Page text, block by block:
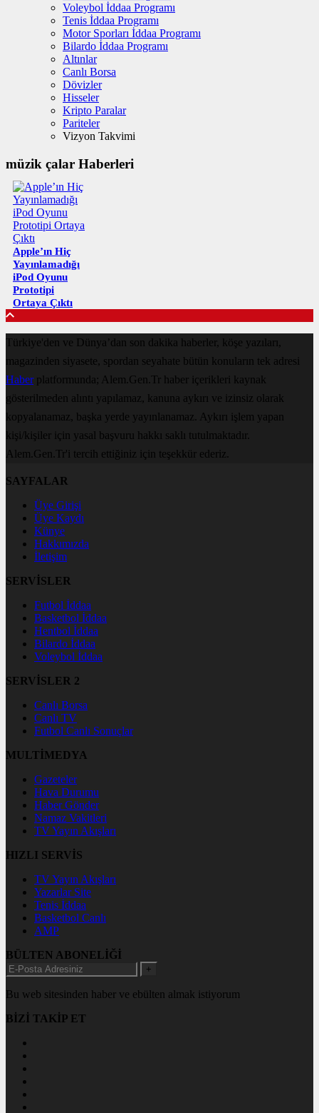
Voleybol İddaa Programı
Tenis İddaa Programı
Motor Sporları İddaa Programı
Bilardo İddaa Programı
Altınlar
Canlı Borsa
Dövizler
Hisseler
Kripto Paralar
Pariteler
Vizyon Takvimi
müzik çalar Haberleri
Apple’ın Hiç
Yayınlamadığı
iPod Oyunu
Prototipi
Ortaya Çıktı
Türkiye'den ve Dünya’dan son dakika haberler, köşe yazıları,
magazinden siyasete, spordan seyahate bütün konuların tek adresi
Haberplatformunda; Alem.Gen.Tr haber içerikleri kaynak
gösterilmeden alıntı yapılamaz, kanuna aykırı ve izinsiz olarak
kopyalanamaz, başka yerde yayınlanamaz. Aykırı işlem yapan
kişi/kişiler için yasal başvuru hakkı saklı tutulmaktadır.
Alem.Gen.Tr'i tercih ettiğiniz için teşekkür ederiz.
SAYFALAR
Üye Girişi
Üye Kaydı
Künye
Hakkımızda
İletişim
SERVİSLER
Futbol İddaa
Basketbol İddaa
Hentbol İddaa
Bilardo İddaa
Voleybol İddaa
SERVİSLER 2
Canlı Borsa
Canlı TV
Futbol Canlı Sonuçlar
MULTİMEDYA
Gazeteler
Hava Durumu
Haber Gönder
Namaz Vakitleri
TV Yayın Akışları
HIZLI SERVİS
TV Yayın Akışları
Yazarlar Site
Tenis İddaa
Basketbol Canlı
AMP
BÜLTEN ABONELİĞİ
+
Bu web sitesinden haber ve ebülten almak istiyorum
BİZİ TAKİP ET